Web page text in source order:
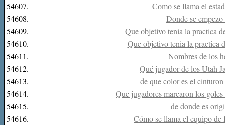
54607.
Como se llama el
54608.
Donde se
54609.
Que objetivo tenia la practica
54610.
Que objetivo tenia la practica
54611.
Nombres de los
54612.
Qué jugador de los Utah
54613.
de que color es el
54614.
Que jugadores marcaron los
54615.
de donde es
54616.
Cómo se llama el equipo